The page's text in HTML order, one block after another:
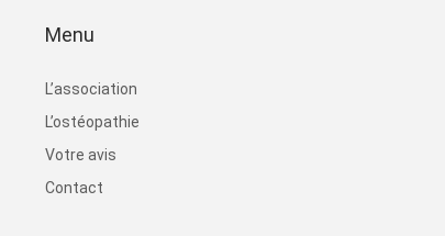
Menu
L’association
L’ostéopathie
Votre avis
Contact